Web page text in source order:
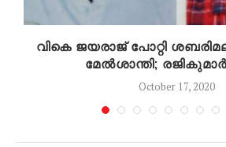
വികെ ജയരാജ് പോറ്റി
മേൽശാന്തി;
October 17, 2020